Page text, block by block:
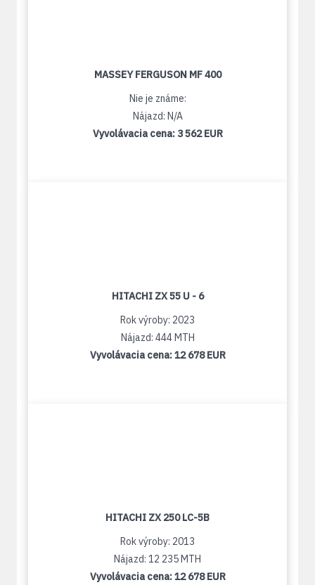
MASSEY FERGUSON MF 400
Nie je známe:
Nájazd: N/A
Vyvolávacia cena: 3 562 EUR
HITACHI ZX 55 U - 6
Rok výroby: 2023
Nájazd: 444 MTH
Vyvolávacia cena:12 678 EUR
HITACHI ZX 250 LC-5B
Rok výroby: 2013
Nájazd: 12 235 MTH
Vyvolávacia cena:12 678 EUR